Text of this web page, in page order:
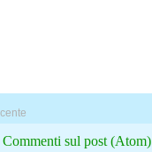
Commenti sul post (Atom)